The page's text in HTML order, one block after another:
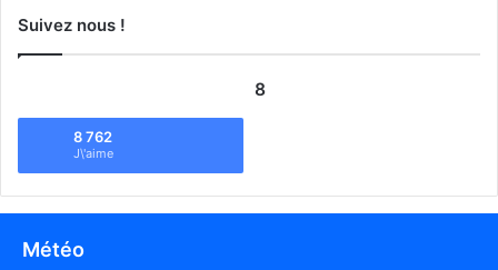
Suivez nous !
8
8 762
J\'aime
Météo